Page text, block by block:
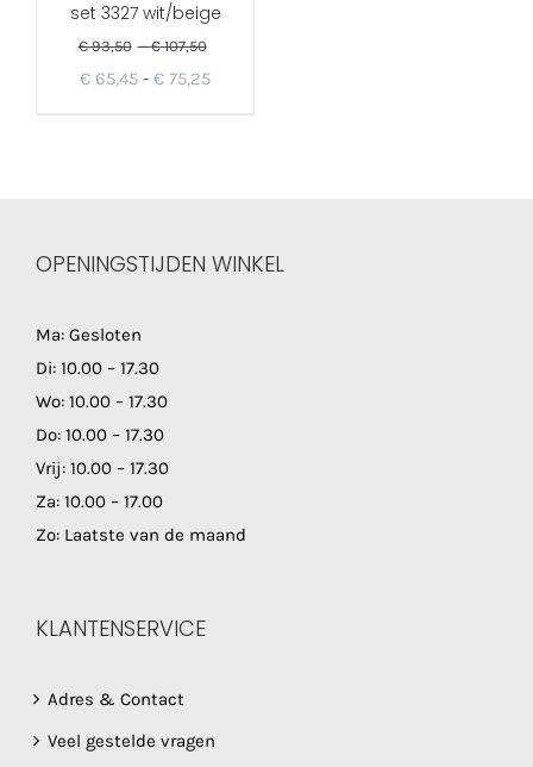
set 3327 wit/beige
€93,50 -€107,50
€ 65,45 - € 75,25
OPENINGSTIJDEN WINKEL
Ma: Gesloten
Di: 10.00 – 17.30
Wo: 10.00 – 17.30
Do: 10.00 – 17.30
Vrij: 10.00 – 17.30
Za: 10.00 – 17.00
Zo: Laatste van de maand
KLANTENSERVICE
Adres & Contact
Veel gestelde vragen